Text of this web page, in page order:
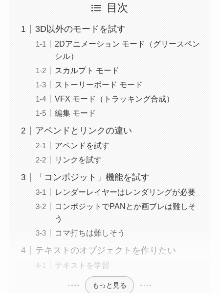
目次
3D以外のモードを試す
2Dアニメーション モード（グリースペン
シル）
スカルプト モード
ストーリーボード モード
VFX モード（トラッキング合成）
編集 モード
アペンドとリンクの違い
アペンドを試す
リンクを試す
「コンポジット」機能を試す
レンダーレイヤーはレンダリングが必要
コンポジットでPANとか画ブレは難しそ
う
コマ打ちは難しそう
テキストのオブジェクトを作りたい
テキストを学習
もっと見る